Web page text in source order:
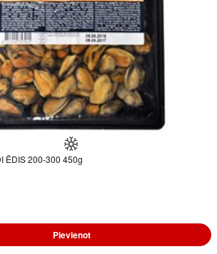
ĒDIS 200-300 450g
Pievienot